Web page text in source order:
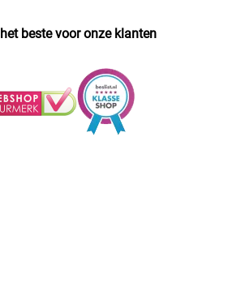
beste voor onze klanten